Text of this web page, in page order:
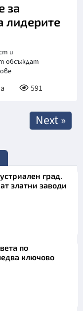
за
лидерите
и
обсъждат
591
Next »
град.
златни заводи
по
ключово